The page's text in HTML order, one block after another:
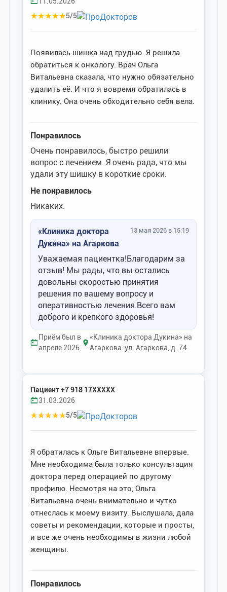
★★★★★5/5
Появилась шишка над грудью. Я решила
обратиться к онкологу. Врач Ольга
Витальевна сказала, что нужно обязательно
удалить её. И что я вовремя обратилась в
клинику. Она очень обходительно себя вела.
Понравилось
Очень понравилось, быстро решили
вопрос с лечением. Я очень рада, что мы
удали эту шишку в короткие сроки.
Не понравилось
Никаких.
«Клиника доктора
Дукина» на Агаркова
13 мая 2026 в 15:19
Уважаемая пациентка!Благодарим за
отзыв! Мы рады, что вы остались
довольны скоростью принятия
решения по вашему вопросу и
оперативностью лечения.Всего вам
доброго и крепкого здоровья!
Приём был в
апреле 2026
«Клиника доктора Дукина» на
Агаркова-ул. Агаркова, д. 74
Пациент +7 918 17XXXXX
31.03.2026
★★★★★5/5
Я обратилась к Ольге Витальевне впервые.
Мне необходима была только консультация
доктора перед операцией по другому
профилю. Несмотря на это, Ольга
Витальевна очень внимательно и чутко
отнеслась к моему визиту. Выслушала, дала
советы и рекомендации, которые и просты,
и все же очень необходимы в жизни любой
женщины.
Понравилось